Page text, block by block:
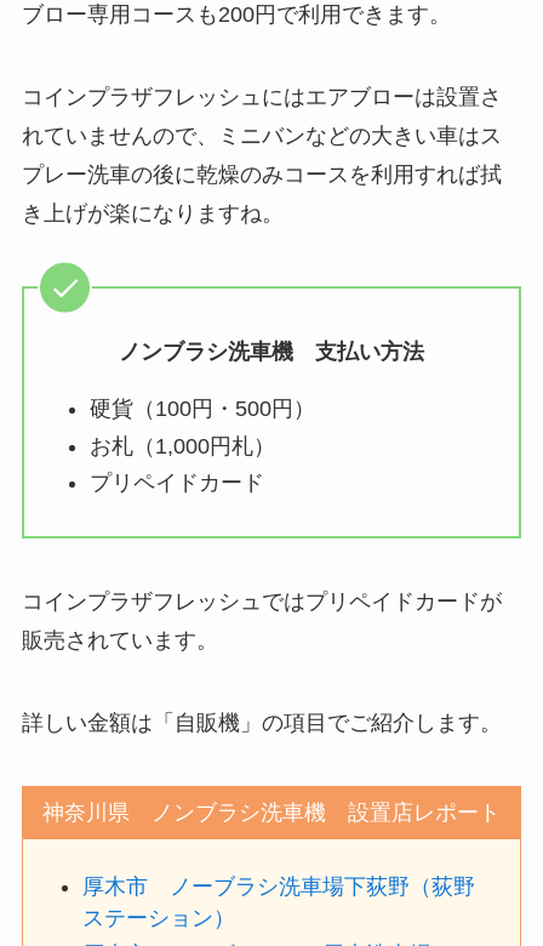
ブロー専用コースも200円で利用できます。
コインプラザフレッシュにはエアブローは設置さ
れていませんので、ミニバンなどの大きい車はス
プレー洗車の後に乾燥のみコースを利用すれば拭
き上げが楽になりますね。
ノンブラシ洗車機 支払い方法
硬貨（100円・500円）
お札（1,000円札）
プリペイドカード
コインプラザフレッシュではプリペイドカードが
販売されています。
詳しい金額は「自販機」の項目でご紹介します。
神奈川県 ノンブラシ洗車機 設置店レポート
厚木市 ノーブラシ洗車場下荻野（荻野
ステーション）